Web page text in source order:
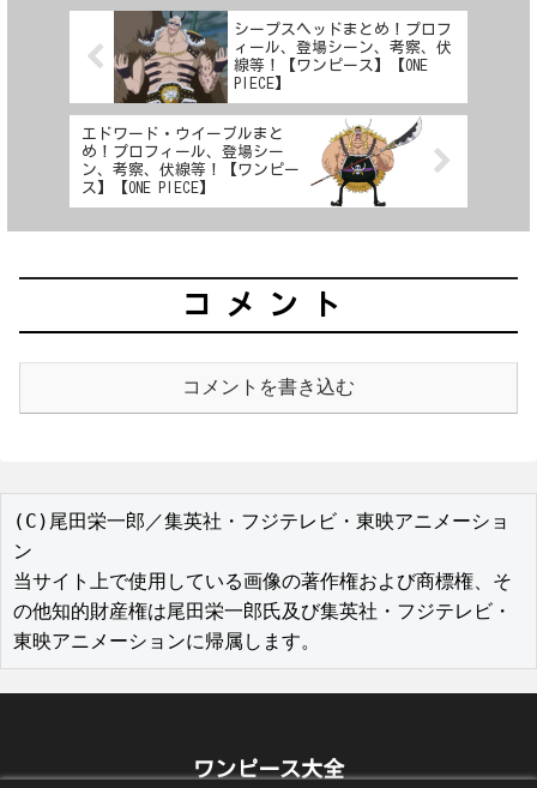
シープスヘッドまとめ！プロフ
ィール、登場シーン、考察、伏
線等！【ワンピース】【ONE
PIECE】
エドワード・ウイーブルまと
め！プロフィール、登場シー
ン、考察、伏線等！【ワンピー
ス】【ONE PIECE】
コメント
コメントを書き込む
(C)尾田栄一郎／集英社・フジテレビ・東映アニメーショ
ン
当サイト上で使用している画像の著作権および商標権、そ
の他知的財産権は尾田栄一郎氏及び集英社・フジテレビ・
東映アニメーションに帰属します。
ワンピース大全